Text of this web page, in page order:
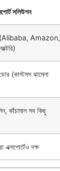
সলিউশন
(Alibaba, Amazon,
(কাস্টমস ঝামেলা
কাঁচামাল সব কিছু
এক্সপোর্টেও দক্ষ